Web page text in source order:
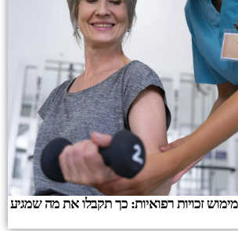
זכויות רפואיות: כך תקבלו את מה שמגיע